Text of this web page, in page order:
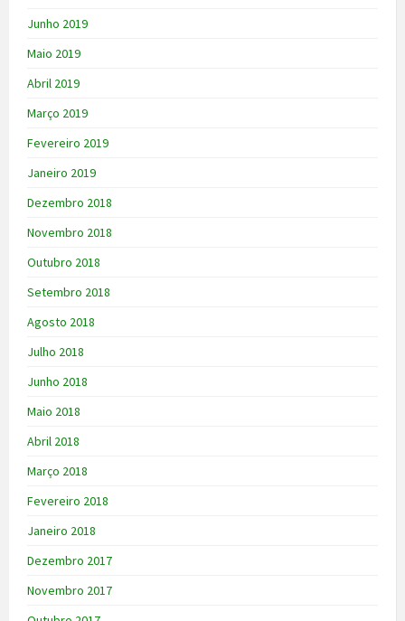
Junho 2019
Maio 2019
Abril 2019
Março 2019
Fevereiro 2019
Janeiro 2019
Dezembro 2018
Novembro 2018
Outubro 2018
Setembro 2018
Agosto 2018
Julho 2018
Junho 2018
Maio 2018
Abril 2018
Março 2018
Fevereiro 2018
Janeiro 2018
Dezembro 2017
Novembro 2017